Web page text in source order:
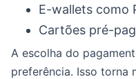
E-wallets como
Cartões pré-
A escolha do
preferência. Isso torna